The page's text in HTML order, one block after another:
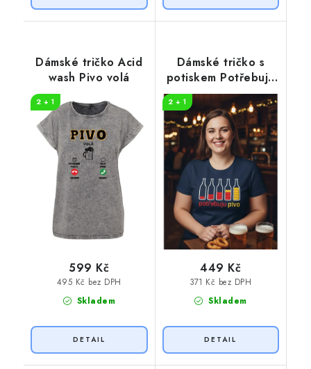
Dámské tričko Acid
wash Pivo volá
2 + 1
Skladem
495 Kč bez DPH
599 Kč
Dámské tričko s
potiskem Potřebuju
PIVO
2 + 1
Skladem
371 Kč bez DPH
449 Kč